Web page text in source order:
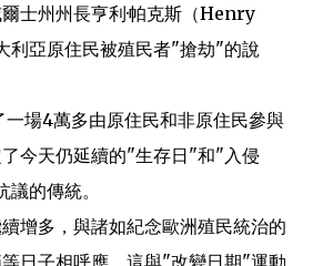
士州州長亨利·帕克斯（Henry
利亞原住民被殖民者"搶劫"的說
場4萬多由原住民和非原住民參與
今天仍延續的"生存日"和"入侵
的傳統。
增多，與諸如紀念歐洲殖民統治的
日子相呼應。這與"改變日期"運動